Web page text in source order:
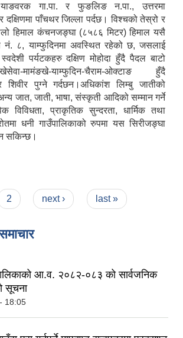
याङवरक गा.पा. र फुङलिङ न.पा., उत्तरमा
पाँचथर जिल्ला पर्दछ। विश्चको तेस्रो र
हिमाल कंचनजङ्घा (८५८६ मिटर) हिमाल यसै
नं. ८, याम्फुदिनमा अवस्थित रहेको छ, जसलाई
स्वदेशी पर्यटकहरु दक्षिण मोहोदा हुँदै पैदल बाटो
खेसेवा-मामंङखे-याम्फुदिन-चैराम-ओक्टाङ हुँदै
पुग्ने गर्दछन।अधिकांश लिम्बु जातीको
जात, जाती, भाषा, संस्कृती आदिको सम्मान गर्ने
विविधता, प्राकृतिक सुन्दरता, धार्मिक तथा
धनी गाउँपालिकाको रुपमा यस सिरीजङ्घा
सकिन्छ।
2 next › last »
आ.व. २०८२-०८३ को सार्वजनिक
सूचना
18:05